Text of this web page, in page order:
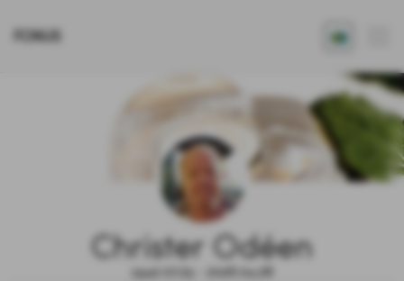
FONUS
Christer Odéen
1942.07.25 - 2026.04.28